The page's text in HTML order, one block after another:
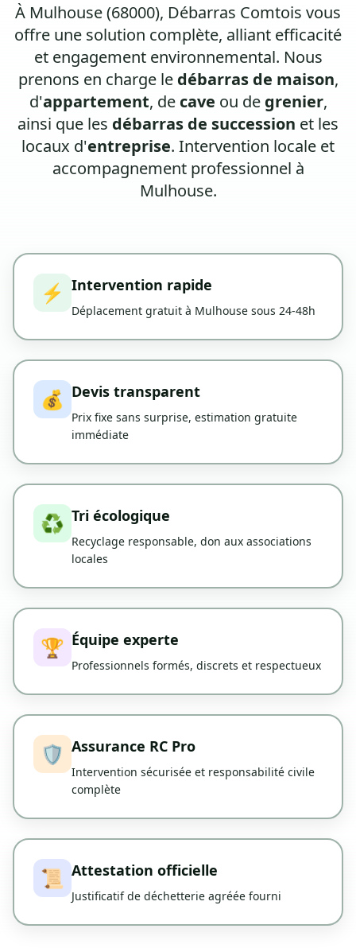
À Mulhouse (68000), Débarras Comtois vous
offre une solution complète, alliant efficacité
et engagement environnemental. Nous
prenons en charge le débarras de maison,
d'appartement, de cave ou de grenier,
ainsi que les débarras de succession et les
locaux d'entreprise. Intervention locale et
accompagnement professionnel à
Mulhouse.
⚡ Intervention rapide
Déplacement gratuit à Mulhouse sous 24-48h
💰 Devis transparent
Prix fixe sans surprise, estimation gratuite
immédiate
♻️ Tri écologique
Recyclage responsable, don aux associations
locales
🏆 Équipe experte
Professionnels formés, discrets et respectueux
🛡️ Assurance RC Pro
Intervention sécurisée et responsabilité civile
complète
📜 Attestation officielle
Justificatif de déchetterie agréée fourni